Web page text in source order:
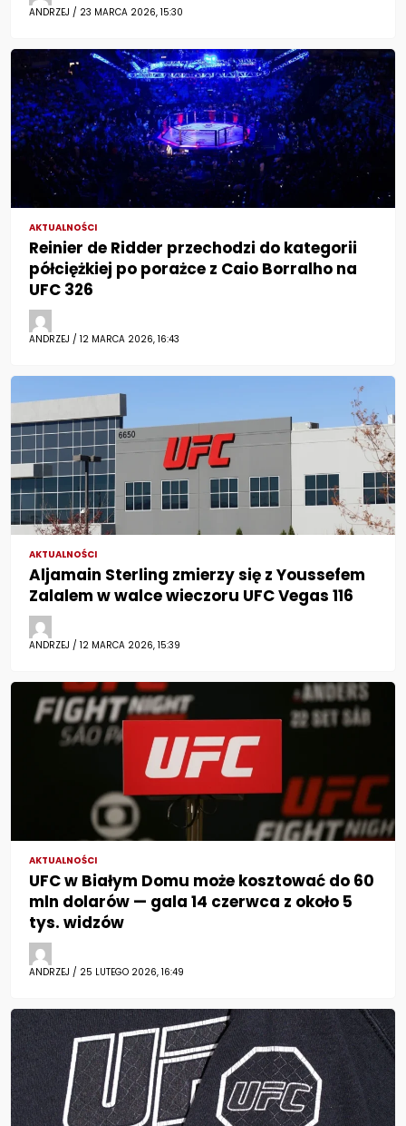
ANDRZEJ / 23 MARCA 2026, 15:30
AKTUALNOŚCI
Reinier de Ridder przechodzi do kategorii
półciężkiej po porażce z Caio Borralho na
UFC 326
ANDRZEJ / 12 MARCA 2026, 16:43
AKTUALNOŚCI
Aljamain Sterling zmierzy się z Youssefem
Zalalem w walce wieczoru UFC Vegas 116
ANDRZEJ / 12 MARCA 2026, 15:39
AKTUALNOŚCI
UFC w Białym Domu może kosztować do 60
mln dolarów — gala 14 czerwca z około 5
tys. widzów
ANDRZEJ / 25 LUTEGO 2026, 16:49